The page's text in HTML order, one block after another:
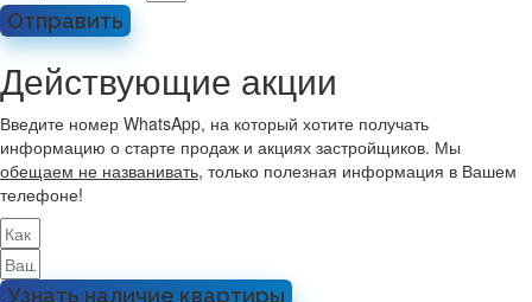
Отправить
Действующие акции
Введите номер WhatsApp, на который хотите получать
информацию о старте продаж и акциях застройщиков. Мы
обещаем не названивать, только полезная информация в Вашем
телефоне!
Узнать наличие квартиры